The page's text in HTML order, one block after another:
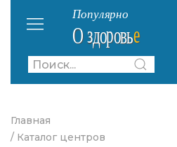
Главная
/ Каталог центров